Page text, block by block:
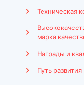
Техническая
марка
Награды и
Путь развития